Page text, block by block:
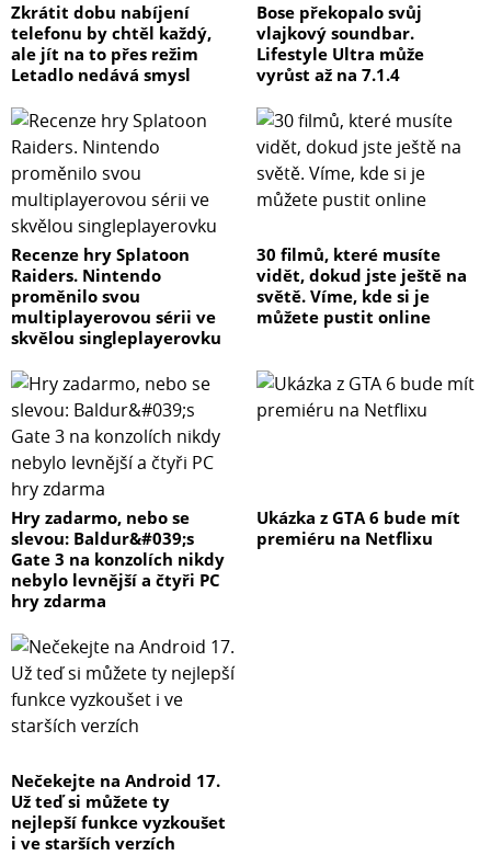
Zkrátit dobu nabíjení
telefonu by chtěl každý,
ale jít na to přes režim
Letadlo nedává smysl
Bose překopalo svůj
vlajkový soundbar.
Lifestyle Ultra může
vyrůst až na 7.1.4
Recenze hry Splatoon
Raiders. Nintendo
proměnilo svou
multiplayerovou sérii ve
skvělou singleplayerovku
30 filmů, které musíte
vidět, dokud jste ještě na
světě. Víme, kde si je
můžete pustit online
Hry zadarmo, nebo se
slevou: Baldur&#039;s
Gate 3 na konzolích nikdy
nebylo levnější a čtyři PC
hry zdarma
Ukázka z GTA 6 bude mít
premiéru na Netflixu
Nečekejte na Android 17.
Už teď si můžete ty
nejlepší funkce vyzkoušet
i ve starších verzích